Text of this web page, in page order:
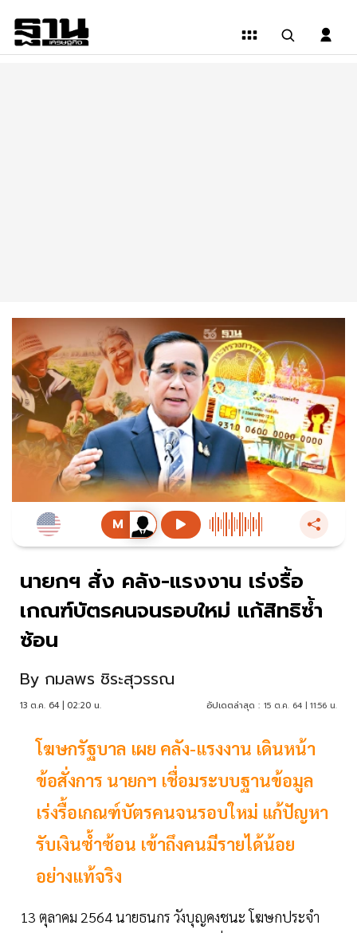
นายกฯ สั่ง คลัง-แรงงาน เร่งรื้อ
เกณฑ์บัตรคนจนรอบใหม่ แก้สิทธิซ้ำ
ซ้อน
By กมลพร ชิระสุวรรณ
13 ต.ค. 64 | 02:20 น. อัปเดตล่าสุด : 15 ต.ค. 64 | 11:56 น.
โฆษกรัฐบาล เผย คลัง-แรงงาน เดินหน้า
ข้อสั่งการ นายกฯ เชื่อมระบบฐานข้อมูล
เร่งรื้อเกณฑ์บัตรคนจนรอบใหม่ แก้ปัญหา
รับเงินซ้ำซ้อน เข้าถึงคนมีรายได้น้อย
อย่างแท้จริง
13 ตุลาคม 2564 นายธนกร วังบุญคงชนะ โฆษกประจำ